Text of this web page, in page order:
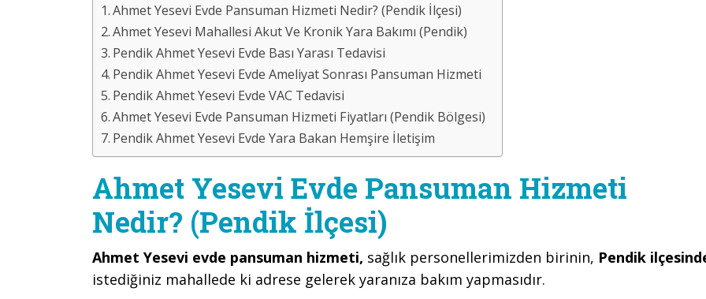
Ahmet Yesevi Evde Pansuman Hizmeti Nedir? (Pendik İlçesi)
Ahmet Yesevi Mahallesi Akut Ve Kronik Yara Bakımı (Pendik)
Pendik Ahmet Yesevi Evde Bası Yarası Tedavisi
Pendik Ahmet Yesevi Evde Ameliyat Sonrası Pansuman Hizmeti
Pendik Ahmet Yesevi Evde VAC Tedavisi
Ahmet Yesevi Evde Pansuman Hizmeti Fiyatları (Pendik Bölgesi)
Pendik Ahmet Yesevi Evde Yara Bakan Hemşire İletişim
Ahmet Yesevi Evde Pansuman Hizmeti
Nedir? (Pendik İlçesi)
Ahmet Yesevi evde pansuman hizmeti, sağlık personellerimizden birinin, Pendik
istediğiniz mahallede ki adrese gelerek yaranıza bakım yapmasıdır.